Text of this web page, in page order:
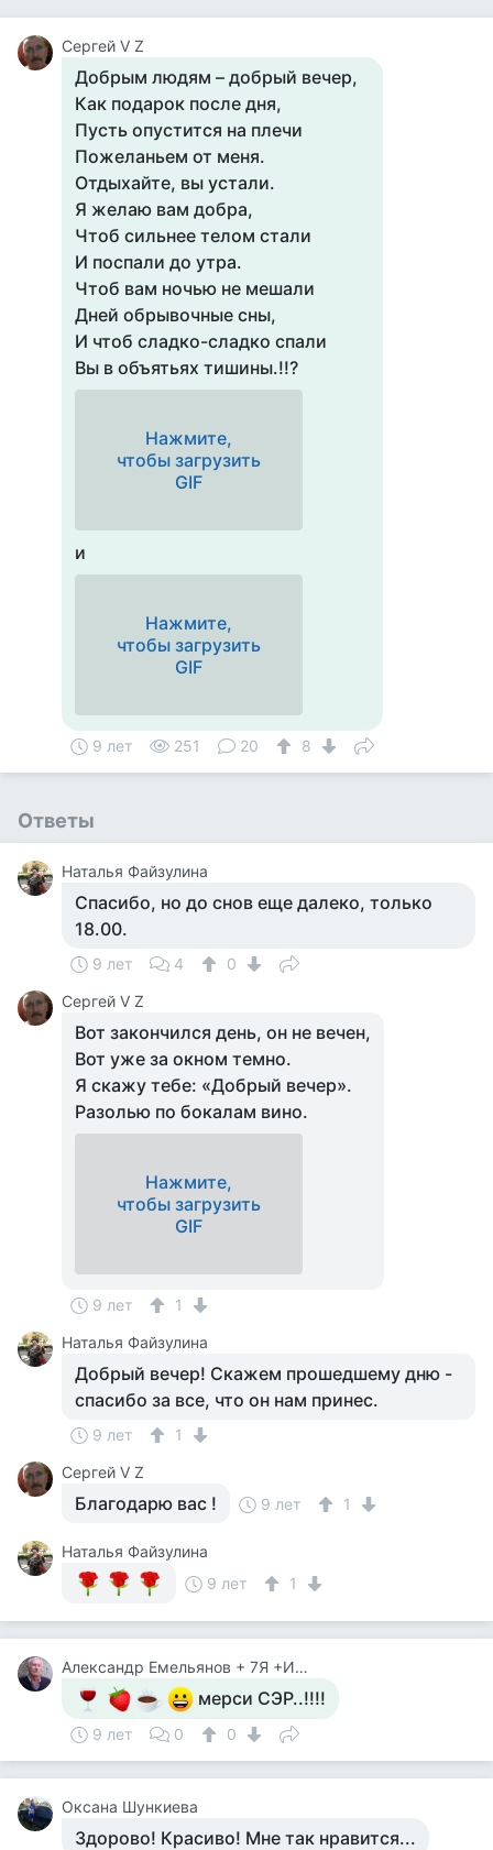
Сергей V Z
Добрым людям – добрый вечер,
Как подарок после дня,
Пусть опустится на плечи
Пожеланьем от меня.
Отдыхайте, вы устали.
Я желаю вам добра,
Чтоб сильнее телом стали
И поспали до утра.
Чтоб вам ночью не мешали
Дней обрывочные сны,
И чтоб сладко-сладко спали
Вы в объятьях тишины.!!?
Нажмите,
чтобы загрузить
GIF
и
Нажмите,
чтобы загрузить
GIF
9 лет 251 20 8
Ответы
Наталья Файзулина
Спасибо, но до снов еще далеко, только
18.00.
9 лет 4
0
Сергей V Z
Вот закончился день, он не вечен,
Вот уже за окном темно.
Я скажу тебе: «Добрый вечер».
Разолью по бокалам вино.
Нажмите,
чтобы загрузить
GIF
9 лет
1
Наталья Файзулина
Добрый вечер! Скажем прошедшему дню -
спасибо за все, что он нам принес.
9 лет
1
Сергей V Z
Благодарю вас ! 9 лет 1
Наталья Файзулина
9 лет
1
Александр Емельянов + 7Я +Инструктор Туризма
мерси СЭР..!!!!
9 лет 0 0
Оксана Шункиева
Здорово! Красиво! Мне так нравится...